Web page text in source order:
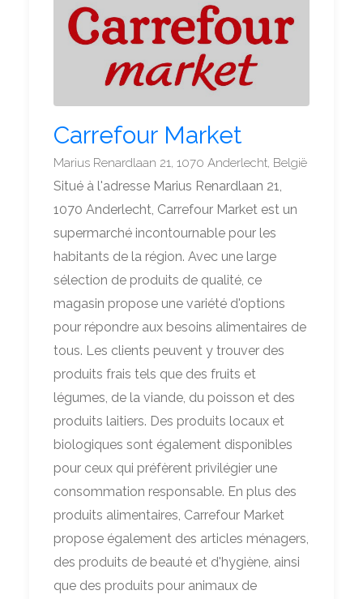
Carrefour Market
Marius Renardlaan 21, 1070 Anderlecht, België
Situé à l'adresse Marius Renardlaan 21,
1070 Anderlecht, Carrefour Market est un
supermarché incontournable pour les
habitants de la région. Avec une large
sélection de produits de qualité, ce
magasin propose une variété d'options
pour répondre aux besoins alimentaires de
tous. Les clients peuvent y trouver des
produits frais tels que des fruits et
légumes, de la viande, du poisson et des
produits laitiers. Des produits locaux et
biologiques sont également disponibles
pour ceux qui préfèrent privilégier une
consommation responsable. En plus des
produits alimentaires, Carrefour Market
propose également des articles ménagers,
des produits de beauté et d'hygiène, ainsi
que des produits pour animaux de